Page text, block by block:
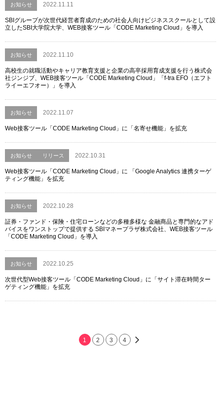
お知らせ 2022.11.11
SBIグループが次世代経営者育成のための社会人向けビジネススクールとして設
立したSBI大学院大学、WEB接客ツール「CODE Marketing Cloud」を導入
お知らせ 2022.11.10
高校生の就職活動やキャリア教育支援と企業の高卒採用育成支援を行う株式会
社ジンジブ、WEB接客ツール「CODE Marketing Cloud」「f-tra EFO（エフト
ライーエフオー）」を導入
お知らせ 2022.11.07
Web接客ツール「CODE Marketing Cloud」に「名寄せ機能」を拡充
お知らせ リリース 2022.10.31
Web接客ツール「CODE Marketing Cloud」に 「Google Analytics 連携ターゲ
ティング機能」を拡充
お知らせ 2022.10.28
証券・ファンド・保険・住宅ローンなどの多種多様な 金融商品と専門的なアド
バイスをワンストップで提供する SBIマネープラザ株式会社、WEB接客ツール
「CODE Marketing Cloud」を導入
お知らせ 2022.10.25
次世代型Web接客ツール「CODE Marketing Cloud」に「サイト滞在時間ター
ゲティング機能」を拡充
1 2 3 4